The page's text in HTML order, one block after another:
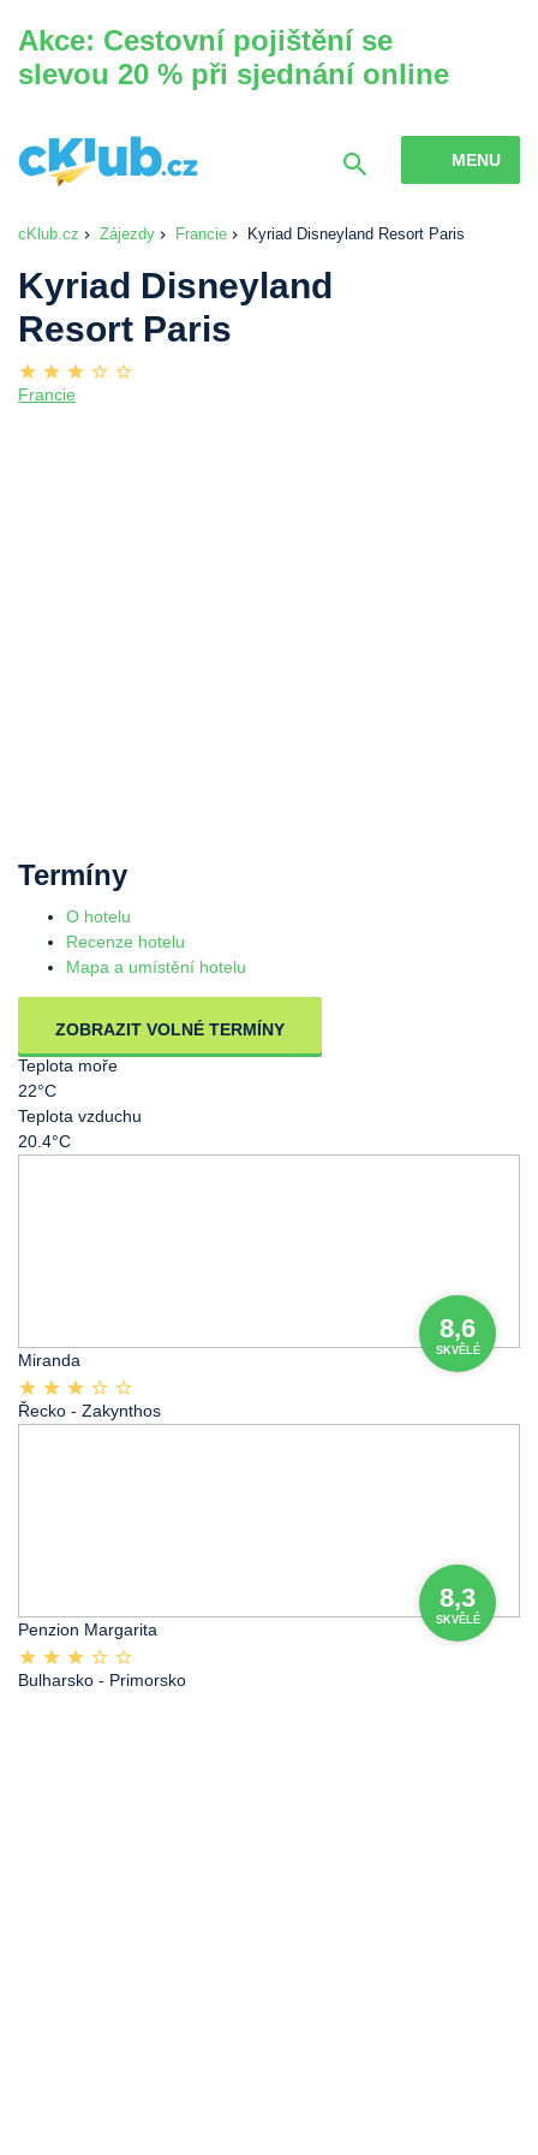
Akce: Cestovní pojištění se
slevou 20 % při sjednání online
MENU
cKlub.cz Zájezdy Francie Kyriad Disneyland Resort Paris
Kyriad Disneyland
Resort Paris
Francie
Termíny
O hotelu
Recenze hotelu
Mapa a umístění hotelu
ZOBRAZIT VOLNÉ TERMÍNY
Teplota moře
22°C
Teplota vzduchu
20.4°C
8,6
SKVĚLÉ
Miranda
Řecko - Zakynthos
8,3
SKVĚLÉ
Penzion Margarita
Bulharsko - Primorsko